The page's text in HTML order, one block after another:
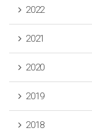
2022
2021
2020
2019
2018